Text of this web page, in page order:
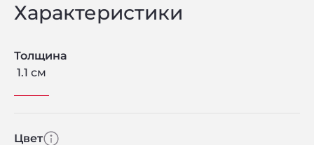
Характеристики
Толщина
1.1 см
Цвет